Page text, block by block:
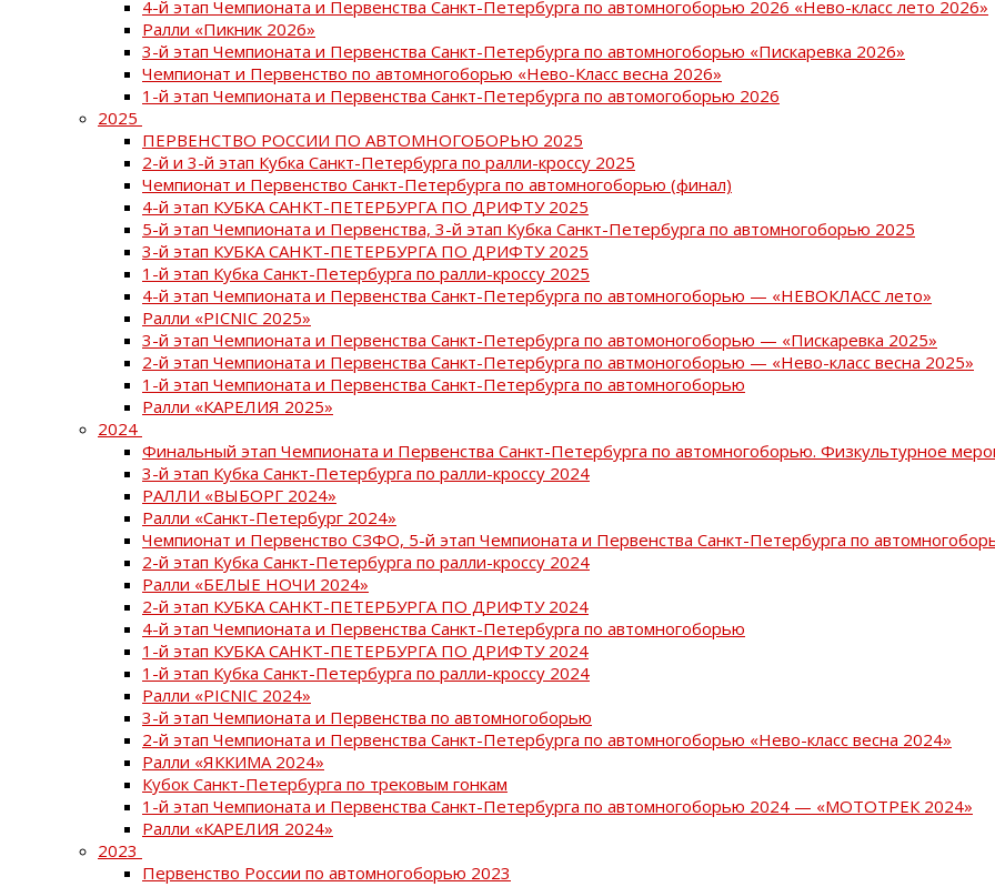
4-й этап Чемпионата и Первенства Санкт-Петербурга по автомногоборью 2026 «Нево-класс лето 2026»
Ралли «Пикник 2026»
3-й этап Чемпионата и Первенства Санкт-Петербурга по автомногоборью «Пискаревка 2026»
Чемпионат и Первенство по автомногоборью «Нево-Класс весна 2026»
1-й этап Чемпионата и Первенства Санкт-Петербурга по автомогоборью 2026
2025
ПЕРВЕНСТВО РОССИИ ПО АВТОМНОГОБОРЬЮ 2025
2-й и 3-й этап Кубка Санкт-Петербурга по ралли-кроссу 2025
Чемпионат и Первенство Санкт-Петербурга по автомногоборью (финал)
4-й этап КУБКА САНКТ-ПЕТЕРБУРГА ПО ДРИФТУ 2025
5-й этап Чемпионата и Первенства, 3-й этап Кубка Санкт-Петербурга по автомногоборью 2025
3-й этап КУБКА САНКТ-ПЕТЕРБУРГА ПО ДРИФТУ 2025
1-й этап Кубка Санкт-Петербурга по ралли-кроссу 2025
4-й этап Чемпионата и Первенства Санкт-Петербурга по автомногоборью — «НЕВОКЛАСС лето»
Ралли «PICNIC 2025»
3-й этап Чемпионата и Первенства Санкт-Петербурга по автомоногоборью — «Пискаревка 2025»
2-й этап Чемпионата и Первенства Санкт-Петербурга по автмоногоборью — «Нево-класс весна 2025»
1-й этап Чемпионата и Первенства Санкт-Петербурга по автомногоборью
Ралли «КАРЕЛИЯ 2025»
2024
Финальный этап Чемпионата и Первенства Санкт-Петербурга по автомногоборью. Физкультурное
3-й этап Кубка Санкт-Петербурга по ралли-кроссу 2024
РАЛЛИ «ВЫБОРГ 2024»
Ралли «Санкт-Петербург 2024»
Чемпионат и Первенство СЗФО, 5-й этап Чемпионата и Первенства Санкт-Петербурга по
2-й этап Кубка Санкт-Петербурга по ралли-кроссу 2024
Ралли «БЕЛЫЕ НОЧИ 2024»
2-й этап КУБКА САНКТ-ПЕТЕРБУРГА ПО ДРИФТУ 2024
4-й этап Чемпионата и Первенства Санкт-Петербурга по автомногоборью
1-й этап КУБКА САНКТ-ПЕТЕРБУРГА ПО ДРИФТУ 2024
1-й этап Кубка Санкт-Петербурга по ралли-кроссу 2024
Ралли «PICNIC 2024»
3-й этап Чемпионата и Первенства по автомногоборью
2-й этап Чемпионата и Первенства Санкт-Петербурга по автомногоборью «Нево-класс весна 2024»
Ралли «ЯККИМА 2024»
Кубок Санкт-Петербурга по трековым гонкам
1-й этап Чемпионата и Первенства Санкт-Петербурга по автомногоборью 2024 — «МОТОТРЕК 2024»
Ралли «КАРЕЛИЯ 2024»
2023
Первенство России по автомногоборью 2023